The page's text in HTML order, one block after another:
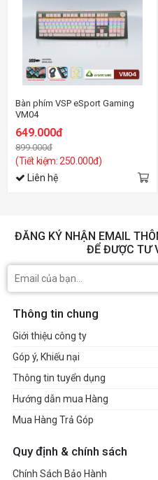
Bàn phím VSP eSport Gaming
VM04
649.000đ
899.000đ
(Tiết kiệm: 250.000đ)
Liên hệ
ĐĂNG KÝ NHẬN EMAIL
ĐỂ ĐƯỢC TƯ
Thông tin chung
Giới thiệu công ty
Góp ý, Khiếu nại
Thông tin tuyển dụng
Hướng dẫn mua Hàng
Mua Hàng Trả Góp
Quy định & chính sách
Chính Sách Bảo Hành